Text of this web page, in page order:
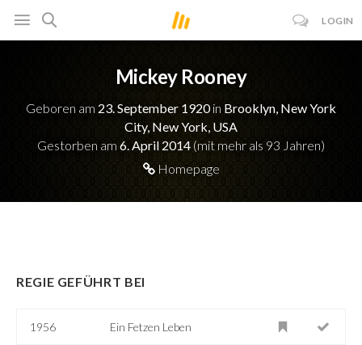
LOGIN
Mickey Rooney
Geboren am 23. September 1920in Brooklyn, New York
City, New York, USA
Gestorben am 6. April 2014 (mit mehr als 93 Jahren)
Homepage
REGIE GEFÜHRT BEI
1956 Ein Fetzen Leben